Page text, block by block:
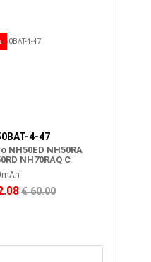
4-47
NH50ED NH50RA
NH70RAQ C
€ 60.00